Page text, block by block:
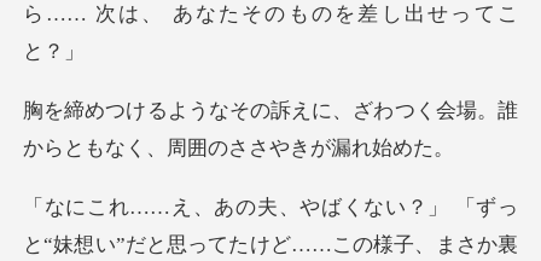
、ざわつく会場。誰
からともなく
だと思ってたけど……この様子、まさか裏